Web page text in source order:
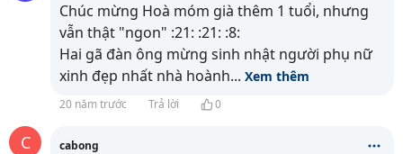
Chúc mừng Hoà móm già thêm 1 tuổi, nhưng
vẫn thật "ngon" :21: :21: :8:
Hai gã đàn ông mừng sinh nhật người phụ nữ
xinh đẹp nhất nhà hoành... Xem thêm
20 năm trước Trả lời 0
C cabong